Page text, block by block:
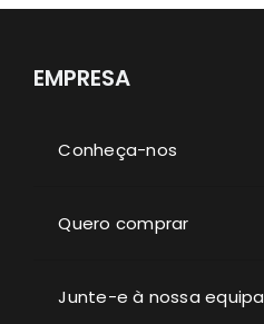
EMPRESA
Conheça-nos
Quero comprar
Junte-e à nossa equipa